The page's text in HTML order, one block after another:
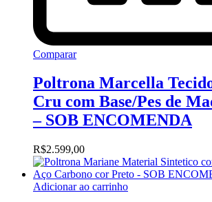
Comparar
Poltrona Marcella
Cru com Base/Pes de
– SOB ENCOMENDA
R$2.599,00
Adicionar ao carrinho